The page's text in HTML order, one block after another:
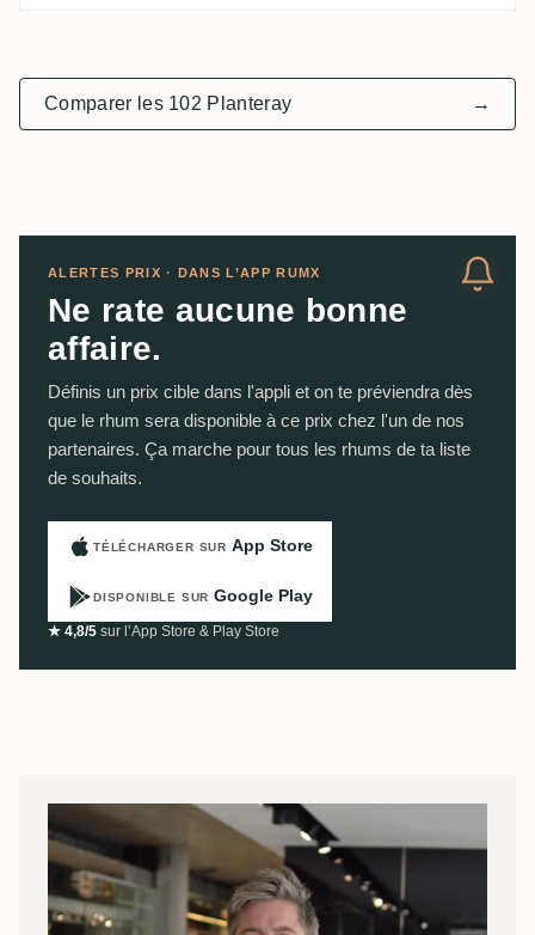
Comparer les 102 Planteray →
ALERTES PRIX · DANS L’APP RUMX
Ne rate aucune bonne
affaire.
Définis un prix cible dans l'appli et on te préviendra dès
que le rhum sera disponible à ce prix chez l'un de nos
partenaires. Ça marche pour tous les rhums de ta liste
de souhaits.
TÉLÉCHARGER SUR App Store
DISPONIBLE SUR Google Play
★ 4,8/5 sur l’App Store & Play Store